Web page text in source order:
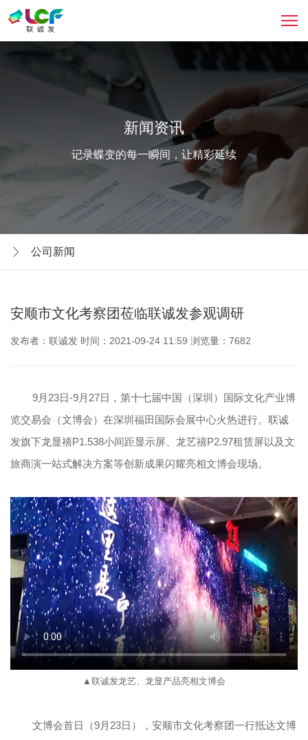
新闻资讯
记录蝶变的每一瞬间，让精彩延续
公司新闻
安顺市文化考察团莅临联诚发参观调研
发布者：联诚发 时间：2021-09-24 11:59 浏览量：7682
9月23日-9月27日，第十七届中国（深圳）国际文化产业博
览交易会（文博会）在深圳福田国际会展中心火热进行。联诚
发旗下龙显禧P1.538小间距显示屏、龙艺禧P2.97租赁屏以及文
旅商演一站式解决方案等创新成果闪耀亮相文博会现场。
▲联诚发龙艺、龙显产品亮相文博会
文博会首日（9月23日），安顺市文化考察团一行抵达文博